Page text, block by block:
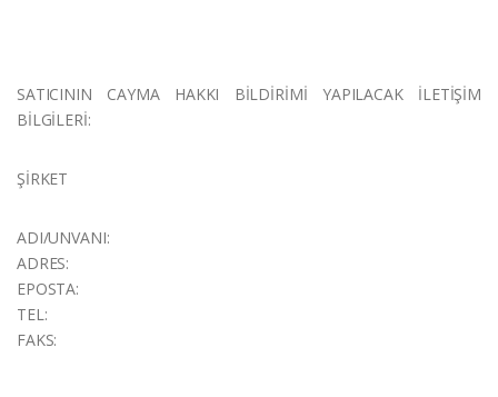
SATICININ CAYMA HAKKI BİLDİRİMİ YAPILACAK İLETİŞİM
BİLGİLERİ:
ŞİRKET
ADI/UNVANI:
ADRES:
EPOSTA:
TEL:
FAKS: